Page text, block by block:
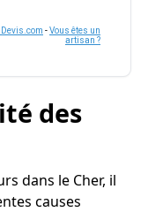
-Vous êtes un
artisan ?
des
dans le Cher, il
causes